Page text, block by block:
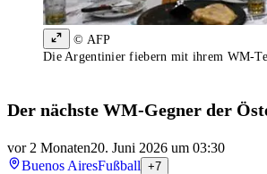
© AFP
Die Argentinier fiebern mit ihrem WM-
Der nächste WM-Gegner der
vor 2 Monaten20. Juni 2026 um 03:30
Buenos AiresFußball +7